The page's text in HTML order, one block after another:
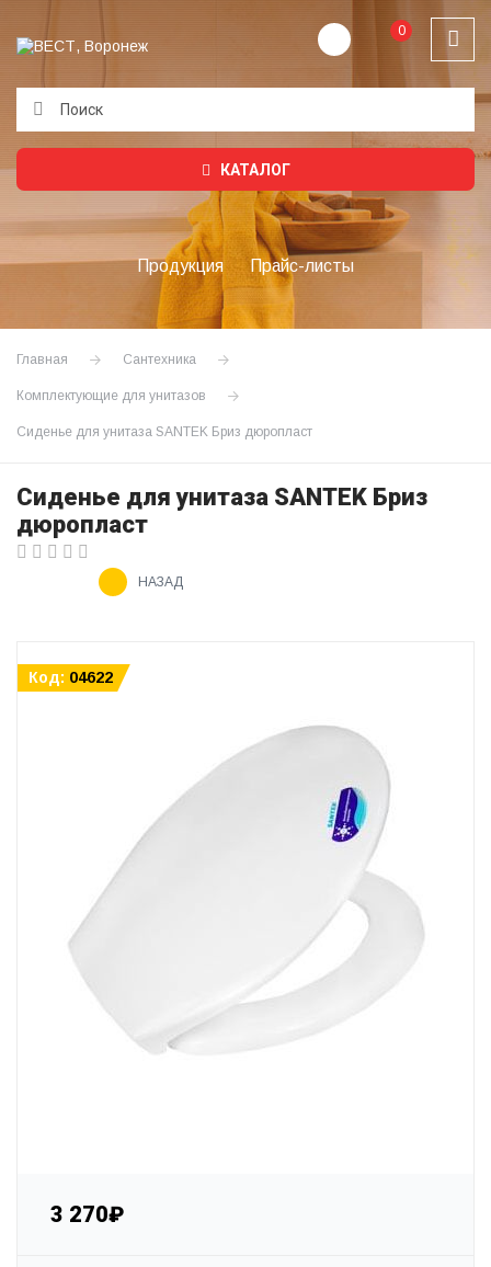
0
КАТАЛОГ
Продукция Прайс-листы
Главная Сантехника
Комплектующие для унитазов
Сиденье для унитаза SANTEK Бриз дюропласт
Сиденье для унитаза SANTEK Бриз
дюропласт
НАЗАД
Код: 04622
3 270₽